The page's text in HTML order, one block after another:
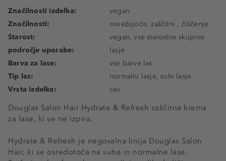
Douglas Salon Hair Hydrate & Refresh zaščitna krema
za lase, ki se ne izpira.
Hydrate & Refresh je negovalna linija Douglas Salon
Hair, ki se osredotoča na suhe in normalne lase.
Značilnosti izdelka:
vegan
Značilnosti:
osvežujoče, zaščitni , čiščenje
Starost:
vegan, vse starostne skupine
področje uporabe:
lasje
Barva za lase:
vse barve las
Tip las:
normalni lasje, suhi lasje
Vrsta izdelka:
cev